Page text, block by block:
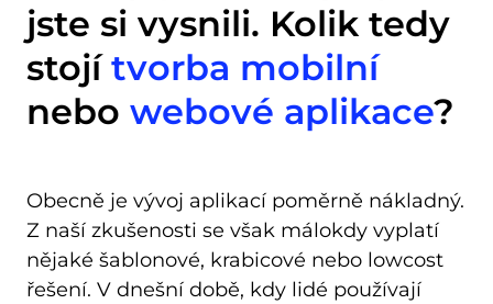
jste si vysnili. Kolik tedy
stojítvorba mobilní
nebo webové aplikace?
Obecně je vývoj aplikací poměrně nákladný.
Z naší zkušenosti se však málokdy vyplatí
nějaké šablonové, krabicové nebo lowcost
řešení. V dnešní době, kdy lidé používají